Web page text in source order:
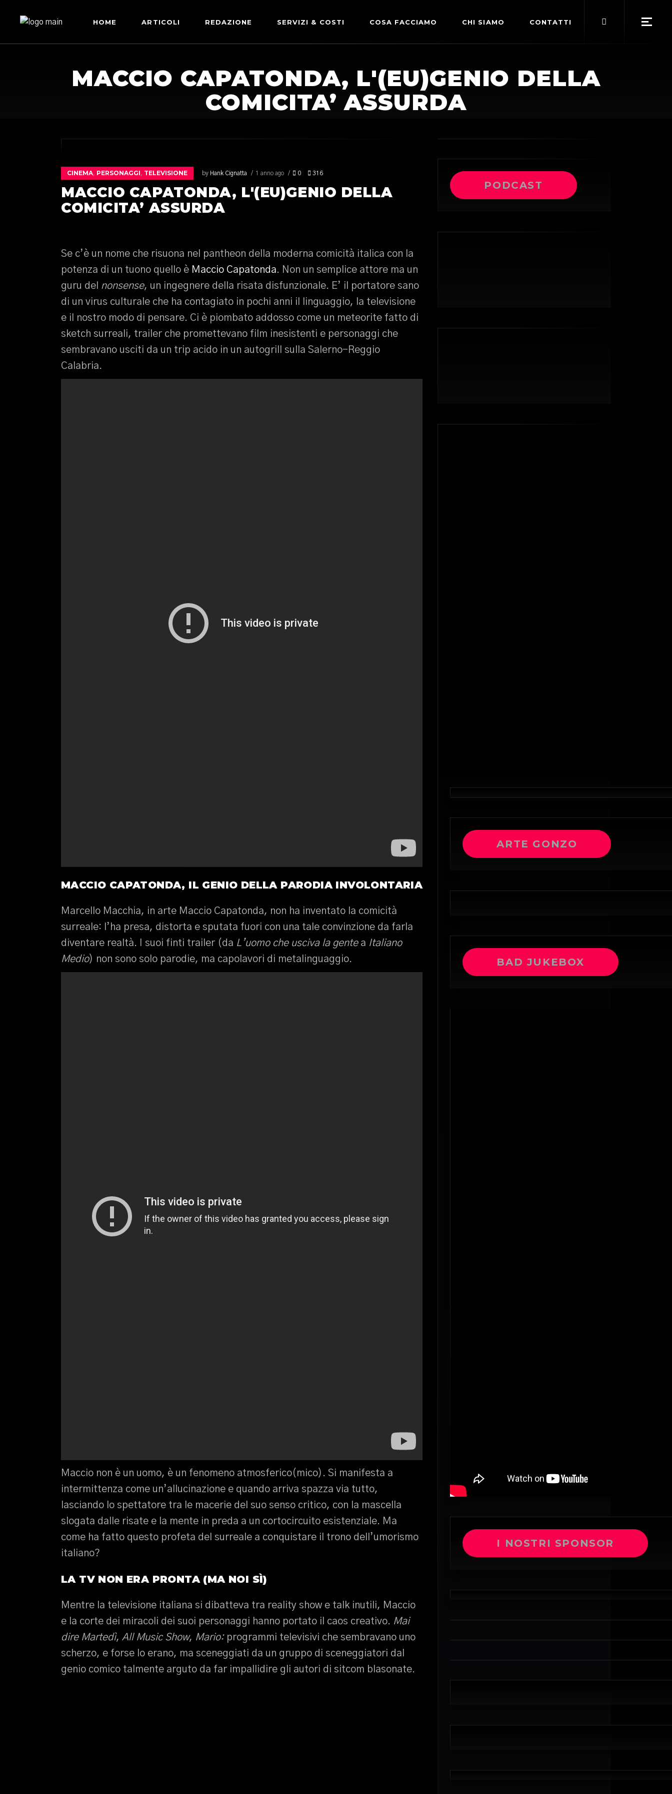
HOME ARTICOLI REDAZIONE SERVIZI & COSTI
LE NOSTRE PARTNERSHIP
COMUNICAZIONE EXPRESS
COSA FACCIAMO CHI SIAMO
TERMINI DI SERVIZIO
CONTATTI
MACCIO CAPATONDA, L'(EU)GENIO DELLA
COMICITA’ ASSURDA
CINEMA, PERSONAGGI, TELEVISIONE by Hank Cignatta 1 anno ago 0 316
MACCIO CAPATONDA, L'(EU)GENIO DELLA
COMICITA’ ASSURDA
Se c’è un nome che risuona nel pantheon della moderna comicità italica con la
potenza di un tuono quello è Maccio Capatonda. Non un semplice attore ma un
guru del nonsense, un ingegnere della risata disfunzionale. E’ il portatore sano
di un virus culturale che ha contagiato in pochi anni il linguaggio, la televisione
e il nostro modo di pensare. Ci è piombato addosso come un meteorite fatto di
sketch surreali, trailer che promettevano film inesistenti e personaggi che
sembravano usciti da un trip acido in un autogrill sulla Salerno-Reggio
Calabria.
MACCIO CAPATONDA, IL GENIO DELLA PARODIA INVOLONTARIA
Marcello Macchia, in arte Maccio Capatonda, non ha inventato la comicità
surreale: l’ha presa, distorta e sputata fuori con una tale convinzione da farla
diventare realtà. I suoi finti trailer (da L’uomo che usciva la gentea Italiano
Medio) non sono solo parodie, ma capolavori di metalinguaggio.
Maccio non è un uomo, è un fenomeno atmosferico(mico). Si manifesta a
intermittenza come un’allucinazione e quando arriva spazza via tutto,
lasciando lo spettatore tra le macerie del suo senso critico, con la mascella
slogata dalle risate e la mente in preda a un cortocircuito esistenziale. Ma
come ha fatto questo profeta del surreale a conquistare il trono dell’umorismo
italiano?
LA TV NON ERA PRONTA (MA NOI SÌ)
Mentre la televisione italiana si dibatteva tra reality show e talk inutili, Maccio
e la corte dei miracoli dei suoi personaggi hanno portato il caos creativo. Mai
dire Martedì, All Music Show, Mario:programmi televisivi che sembravano uno
scherzo, e forse lo erano, ma sceneggiati da un gruppo di sceneggiatori dal
genio comico talmente arguto da far impallidire gli autori di sitcom blasonate.
PODCAST
ARTE GONZO
BAD JUKEBOX
I NOSTRI SPONSOR